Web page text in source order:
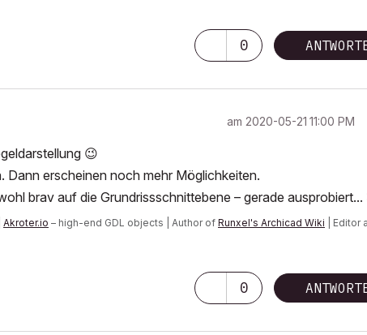
0
am ‎2020-05-21 11:00 PM
😉
Dann erscheinen noch mehr Möglichkeiten.
brav auf die Grundrissschnittebene – gerade ausprobiert...
Akroter.io – high-end GDL objects | Author of Runxel's Archicad Wiki | Editor
must be destroyed»
0